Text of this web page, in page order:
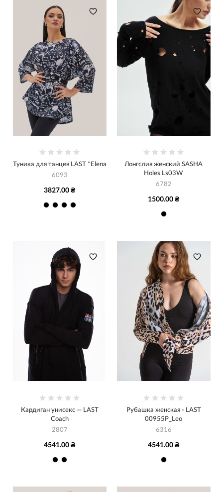
Туника для танцев LAST *Elena
6093
3827.00 ₴
Лонгслив женский SASHA
Holes Ls03W
6782
1500.00 ₴
Кардиган унисекс — LAST
Coach
2807
4541.00 ₴
Рубашка женская - LAST
00955P_Leo
6316
4541.00 ₴